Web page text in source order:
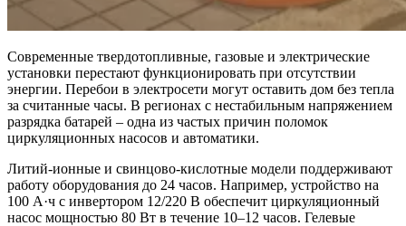
Современные твердотопливные, газовые и электрические
установки перестают функционировать при отсутствии
энергии. Перебои в электросети могут оставить дом без тепла
за считанные часы. В регионах с нестабильным напряжением
разрядка батарей – одна из частых причин поломок
циркуляционных насосов и автоматики.
Литий-ионные и свинцово-кислотные модели поддерживают
работу оборудования до 24 часов. Например, устройство на
100 А·ч с инвертором 12/220 В обеспечит циркуляционный
насос мощностью 80 Вт в течение 10–12 часов. Гелевые